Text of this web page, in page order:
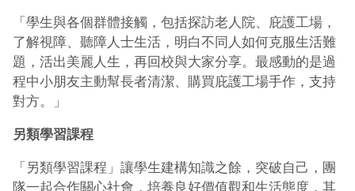
「學生與各個群體接觸，包括探訪老人院、庇護工場，
了解視障、聽障人士生活，明白不同人如何克服生活難
題，活出美麗人生，再回校與大家分享。最感動的是過
程中小朋友主動幫長者清潔、購買庇護工場手作，支持
對方。」
另類學習課程
「另類學習課程」讓學生建構知識之餘，突破自己，團
隊一起合作關心社會，培養良好價值觀和生活態度，其